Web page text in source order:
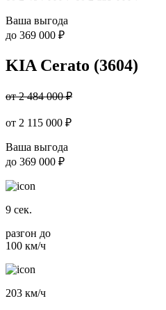
Ваша выгода
до 369 000 ₽
KIA Cerato (3604)
от 2 484 000 ₽
от 2 115 000 ₽
Ваша выгода
до 369 000 ₽
9 сек.
разгон до
100 км/ч
203 км/ч